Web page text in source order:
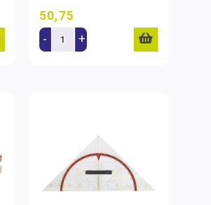
50,75
- +